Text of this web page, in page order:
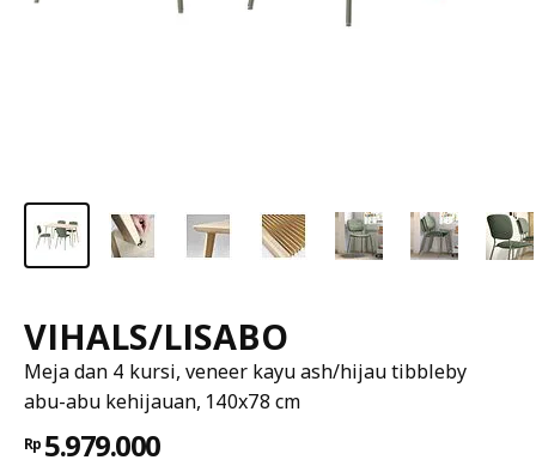
VIHALS/LISABO
Meja dan 4 kursi, veneer kayu ash/hijau tibbleby
abu-abu kehijauan, 140x78 cm
Rp 5.979.000